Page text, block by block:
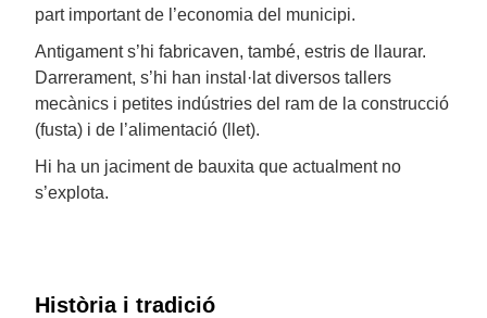
part important de l’economia del municipi.
Antigament s’hi fabricaven, també, estris de llaurar.
Darrerament, s’hi han instal·lat diversos tallers
mecànics i petites indústries del ram de la construcció
(fusta) i de l’alimentació (llet).
Hi ha un jaciment de bauxita que actualment no
s’explota.
Història i tradició